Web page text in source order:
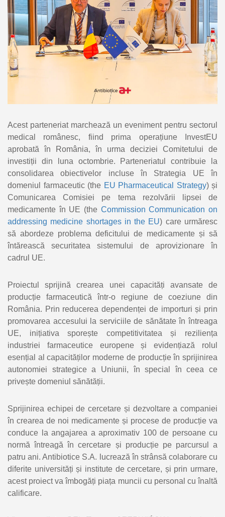
Acest parteneriat marchează un eveniment pentru sectorul
medical românesc, fiind prima operațiune InvestEU
aprobată în România, în urma deciziei Comitetului de
investiții din luna octombrie. Parteneriatul contribuie la
consolidarea obiectivelor incluse în Strategia UE în
domeniul farmaceutic (the EU Pharmaceutical Strategy) și
Comunicarea Comisiei pe tema rezolvării lipsei de
medicamente în UE (the Commission Communication on
addressing medicine shortages in the EU) care urmăresc
să abordeze problema deficitului de medicamente și să
întărească securitatea sistemului de aprovizionare în
cadrul UE.
Proiectul sprijină crearea unei capacități avansate de
producție farmaceutică într-o regiune de coeziune din
România. Prin reducerea dependenței de importuri și prin
promovarea accesului la serviciile de sănătate în întreaga
UE, inițiativa sporește competitivitatea și reziliența
industriei farmaceutice europene și evidențiază rolul
esențial al capacităților moderne de producție în sprijinirea
autonomiei strategice a Uniunii, în special în ceea ce
privește domeniul sănătății.
Sprijinirea echipei de cercetare și dezvoltare a companiei
în crearea de noi medicamente și procese de producție va
conduce la angajarea a aproximativ 100 de persoane cu
normă întreagă în cercetare și producție pe parcursul a
patru ani. Antibiotice S.A. lucrează în strânsă colaborare cu
diferite universități și institute de cercetare, și prin urmare,
acest proiect va îmbogăți piața muncii cu personal cu înaltă
calificare.